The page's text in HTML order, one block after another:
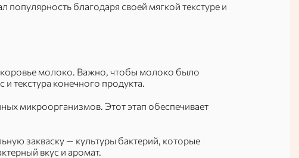
популярность благодаря своей мягкой текстуре и
коровье молоко. Важно, чтобы молоко было
и текстура конечного продукта.
микроорганизмов. Этот этап обеспечивает
закваску — культуры бактерий, которые
вкус и аромат.